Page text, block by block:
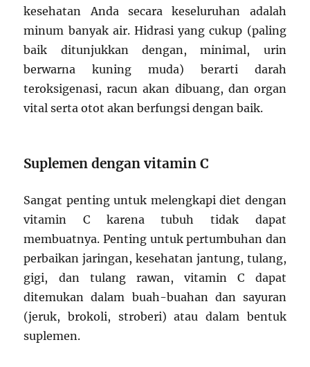
kesehatan Anda secara keseluruhan adalah
minum banyak air. Hidrasi yang cukup (paling
baik ditunjukkan dengan, minimal, urin
berwarna kuning muda) berarti darah
teroksigenasi, racun akan dibuang, dan organ
vital serta otot akan berfungsi dengan baik.
Suplemen dengan vitamin C
Sangat penting untuk melengkapi diet dengan
vitamin C karena tubuh tidak dapat
membuatnya. Penting untuk pertumbuhan dan
perbaikan jaringan, kesehatan jantung, tulang,
gigi, dan tulang rawan, vitamin C dapat
ditemukan dalam buah-buahan dan sayuran
(jeruk, brokoli, stroberi) atau dalam bentuk
suplemen.